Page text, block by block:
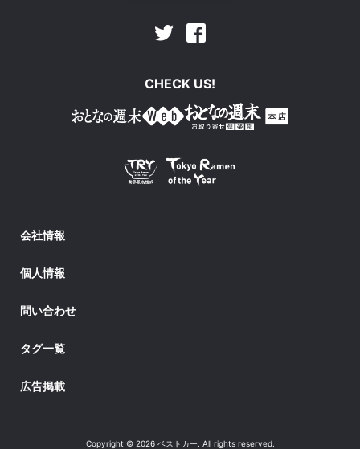
Twitter
CHECK US!
会社情報
個人情報
問い合わせ
タグ一覧
広告掲載
Copyright © 2026 ベストカー. All rights reserved.